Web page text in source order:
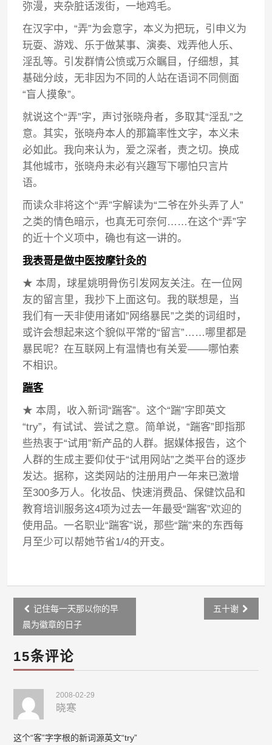
弥漫，夹杂脏话泼街，一地鸡毛。
在汉字中，“弄”为会意字，本义为把玩，引申义为
玩耍、游戏、乐于做某事、演奏、戏弄他人乐、
淫乱等。引发群情公愤或万众瞩目，仔细想，其
基础分歧，无非因为不同的人站在语词不同侧面
“盲人摸象”。
就说这个“弄”字，声讨张晓舟者，多取其“淫乱”之
意。其实，张晓舟本人的那篇率性文字，本义未
必如此。我向来认为，爱之深者，责之切。换成
其他城市，张晓舟未必有兴趣写下哪怕只言片
语。
而读众非将这个“弄”字解读为“二爷在外头弄了人”
之类的情色暗示，也真无可奈何……在这个“弄”字
的近十个义项中，确也有这一讲的。
我表哥是做中医按摩针灸的
★ 本周，球星姚明骨伤引发网友关注。在一位网
友的留言里，我抄下上面这句。我的联想是，当
我们有一天非使用诸如”网络暴民”之类的词组时，
或许会想起来这个貌似平常的“留言”……哪里都是
暴民呢？在互联网上有温情也有关爱——哪怕素
不相识。
踹客
★ 本周，收入新词“踹客”。这个“踹”字即英文
“try”，有试试、尝试之意。简单说，“踹客”即指那
些热衷于“试用”新产品的人群。据媒体报告，这个
人群的生成主要仰仗于“试用网站”之类平台的逐步
发达。据称，这类网站的注册用户一年来已激增
至300多万人。化妆品、快速消费品、保健饮品和
教育培训服务这4项为过去一年最受“踹客”欢迎的
使用品。一名职业“踹客”说，那些“踹”来的东西每
月至少可以帮她节省1/4的开支。
Post
navigation
记住每一天那以你的早
晨为徽章的日子
五十谢
15条评论
2008-02-29
晓寒
这个“客”字字根的新词源英文“try”